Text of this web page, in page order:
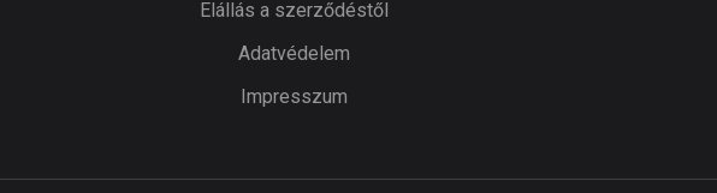
Elállás a szerződéstől
Adatvédelem
Impresszum